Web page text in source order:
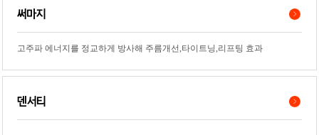
써마지
고주파 에너지를 정교하게 방사해 주름개선,타이트닝,리프팅 효과
덴서티